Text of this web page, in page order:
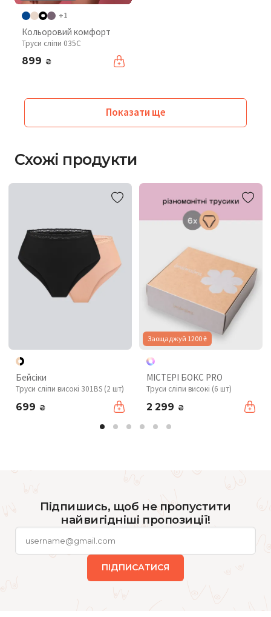
+1
Кольоровий комфорт
Труси сліпи 035C
899 ₴
Показати ще
Схожі продукти
Бейсіки
Труси сліпи високі 301BS (2 шт)
699 ₴
Заощаджуй 1200 ₴
МІСТЕРІ БОКС PRO
Труси сліпи високі (6 шт)
2 299 ₴
Підпишись, щоб не пропустити
найвигідніші пропозиції!
ПІДПИСАТИСЯ